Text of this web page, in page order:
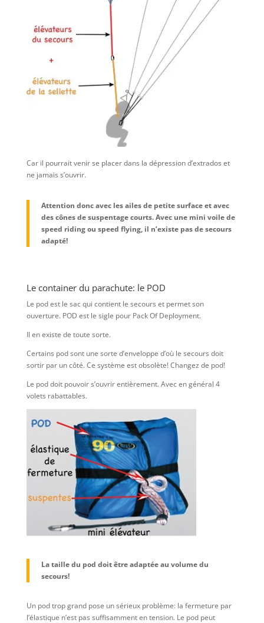
Car il pourrait venir se placer dans la dépression d’extrados et
ne jamais s’ouvrir.
Attention donc avec les ailes de petite surface et avec
des cônes de suspentage courts. Avec une mini voile de
speed riding ou speed flying, il n’existe pas de secours
adapté!
Le container du parachute: le POD
Le pod est le sac qui contient le secours et permet son
ouverture. POD est le sigle pour Pack Of Deployment.
Il en existe de toute sorte.
Certains pod sont une sorte d’enveloppe d’où le secours doit
sortir par un côté. Ce système est obsolète! Changez de pod!
Le pod doit pouvoir s’ouvrir entièrement. Avec en général 4
volets rabattables.
La taille du pod doit être adaptée au volume du
secours!
Un pod trop grand pose un sérieux problème: la fermeture par
l’élastique n’est pas suffisamment en tension. Le pod peut